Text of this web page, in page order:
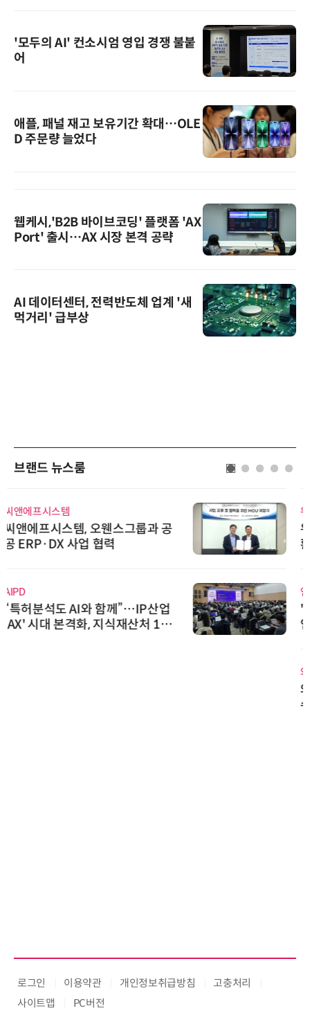
'모두의 AI' 컨소시엄 영입 경쟁 불붙
어
애플, 패널 재고 보유기간 확대…OLE
D 주문량 늘었다
웹케시,'B2B 바이브코딩' 플랫폼 'AX
Port' 출시…AX 시장 본격 공략
AI 데이터센터, 전력반도체 업계 '새
먹거리' 급부상
브랜드 뉴스룸
위고페어
위고페어, 서울AI허브 '2026 AI 전
환(AX) 지원사업' 컨소시엄 선정
인아그룹
'자동화 산업의 새로운 가능성'…
인아그룹 전국 7개 도시 세미나 페
로그인 이용약관 개인정보취급방침
고충처리
사이트맵
PC버전